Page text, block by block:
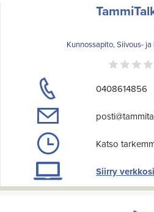
Kunnossapito, Siivous-
0408614856
Katso
Siirry